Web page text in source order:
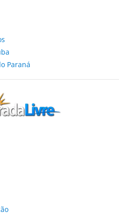
Paraná